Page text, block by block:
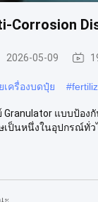
Corrosion
2026-05-09
เครื่องบดปุ๋ย #
Granulator แบบป้อง
ป็นหนึ่งในอุปกรณ์ทั่ว
ะ